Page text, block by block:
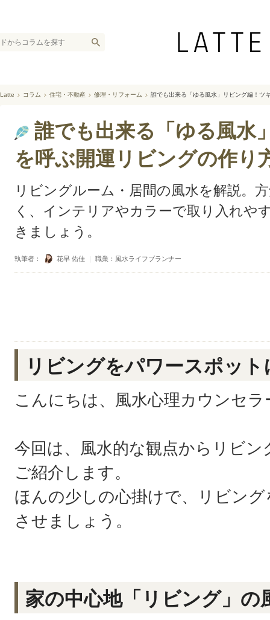
Latte コラム 住宅・不動産 修理・リフォーム 誰でも出来る「ゆる風水」リビング編！ツ
誰でも出来る「ゆる風水
を呼ぶ開運リビングの作り
リビングルーム・居間の風水を解説。
く、インテリアやカラーで取り入れや
きましょう。
執筆者： 花早 佑佳 ｜ 職業：風水ライフプランナー
リビングをパワースポット
こんにちは、風水心理カウンセ
今回は、風水的な観点からリビ
ご紹介します。
ほんの少しの心掛けで、リビン
させましょう。
家の中心地「リビング」の